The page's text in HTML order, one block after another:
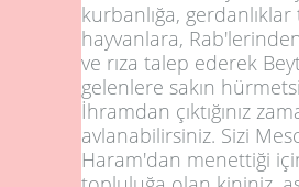
kurbanlığa, gerdanlıklar
hayvanlara,
ve rıza talep ederek
gelenlere sakın
İhramdan çıktığınız
avlanabilirsiniz. Sizi
Haram'dan menettiği